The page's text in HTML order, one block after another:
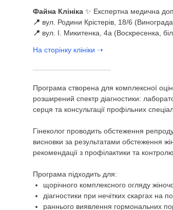
Файна Клініка ✨ Експертна медична
📍 вул. Родини Крістерів, 18/6
📍 вул. І. Микитенка, 4а (Воскресенка,
На сторінку клініки ➝
Програма створена для комплексної
розширений спектр діагностики:
серця та консультації профільних
Гінеколог проводить обстеження
висновки за результатами обстеження
рекомендації з профілактики та
Програма підходить для:
щорічного комплексного огляду
діагностики при нечітких скаргах на
раннього виявлення гормональних